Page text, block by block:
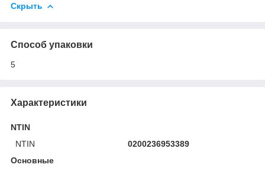
Скрыть
Способ упаковки
5
Характеристики
NTIN
NTIN
0200236953389
Основные